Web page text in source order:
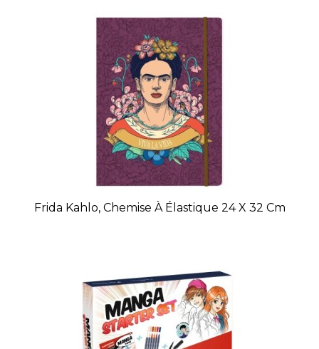
Frida Kahlo, Chemise À Élastique 24 X 32 Cm